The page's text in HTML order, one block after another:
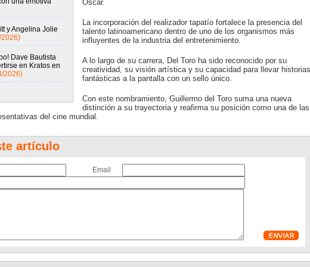
y Angelina Jolie
Dave Bautista
en Kratos en
2026)
Óscar.
La incorporación del realizador tapatío fortalece la presencia del
talento latinoamericano dentro de uno de los organismos más
influyentes de la industria del entretenimiento.
A lo largo de su carrera, Del Toro ha sido reconocido por su
creatividad, su visión artística y su capacidad para llevar historias
fantásticas a la pantalla con un sello único.
Con este nombramiento, Guillermo del Toro suma una nueva
distinción a su trayectoria y reafirma su posición como una de las
del cine mundial.
artículo
Email